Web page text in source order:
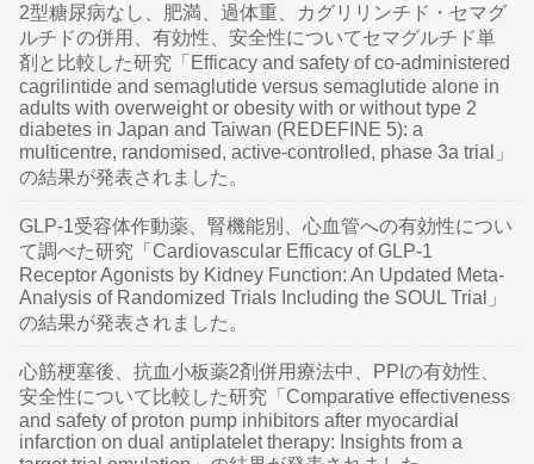
2型糖尿病なし、肥満、過体重、カグリリンチド・セマグ
ルチドの併用、有効性、安全性についてセマグルチド単
剤と比較した研究「Efficacy and safety of co-administered
cagrilintide and semaglutide versus semaglutide alone in
adults with overweight or obesity with or without type 2
diabetes in Japan and Taiwan (REDEFINE 5): a
multicentre, randomised, active-controlled, phase 3a trial」
の結果が発表されました。
GLP-1受容体作動薬、腎機能別、心血管への有効性につい
て調べた研究「Cardiovascular Efficacy of GLP-1
Receptor Agonists by Kidney Function: An Updated Meta-
Analysis of Randomized Trials Including the SOUL Trial」
の結果が発表されました。
心筋梗塞後、抗血小板薬2剤併用療法中、PPIの有効性、
安全性について比較した研究「Comparative effectiveness
and safety of proton pump inhibitors after myocardial
infarction on dual antiplatelet therapy: Insights from a